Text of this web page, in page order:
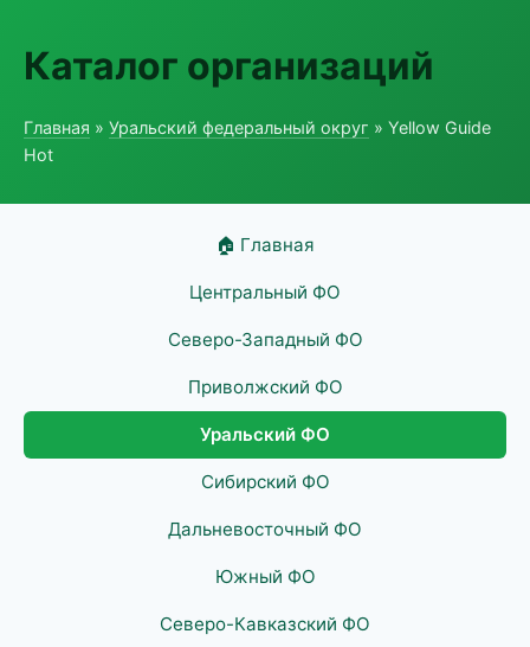
Каталог организаций
Главная » Уральский федеральный округ » Yellow Guide
Hot
🏠 Главная
Центральный ФО
Северо-Западный ФО
Приволжский ФО
Уральский ФО
Сибирский ФО
Дальневосточный ФО
Южный ФО
Северо-Кавказский ФО